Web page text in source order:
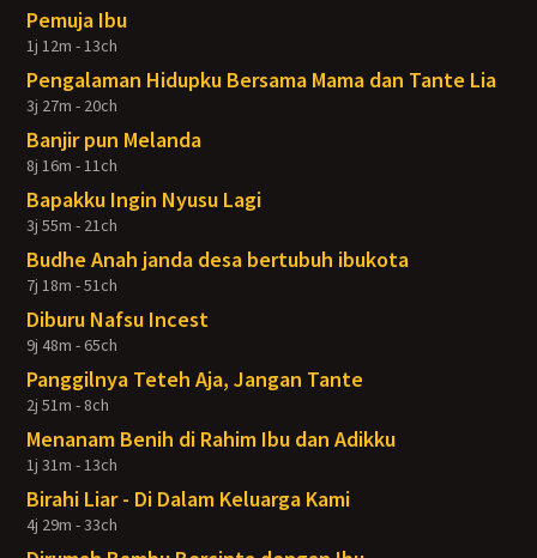
Pemuja Ibu
1j 12m - 13ch
Pengalaman Hidupku Bersama Mama dan Tante Lia
3j 27m - 20ch
Banjir pun Melanda
8j 16m - 11ch
Bapakku Ingin Nyusu Lagi
3j 55m - 21ch
Budhe Anah janda desa bertubuh ibukota
7j 18m - 51ch
Diburu Nafsu Incest
9j 48m - 65ch
Panggilnya Teteh Aja, Jangan Tante
2j 51m - 8ch
Menanam Benih di Rahim Ibu dan Adikku
1j 31m - 13ch
Birahi Liar - Di Dalam Keluarga Kami
4j 29m - 33ch